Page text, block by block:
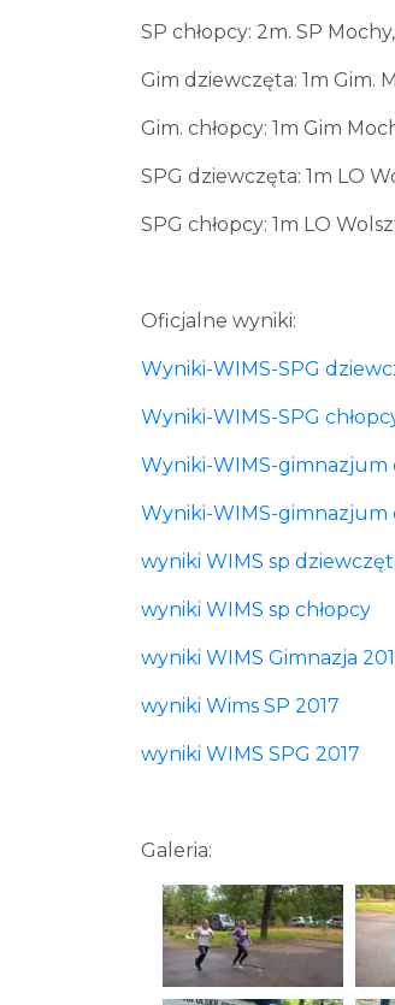
SP chłopcy: 2m. SP
Gim dziewczęta: 1m Gim.
Gim. chłopcy: 1m Gim
SPG dziewczęta: 1m LO
SPG chłopcy: 1m LO
Oficjalne wyniki:
Wyniki-WIMS-SPG
Wyniki-WIMS-SPG
Wyniki-WIMS-gimnazjum
Wyniki-WIMS-gimnazjum
wyniki WIMS sp
wyniki WIMS sp chłopcy
wyniki WIMS Gimnazja
wyniki Wims SP 2017
wyniki WIMS SPG 2017
Galeria: